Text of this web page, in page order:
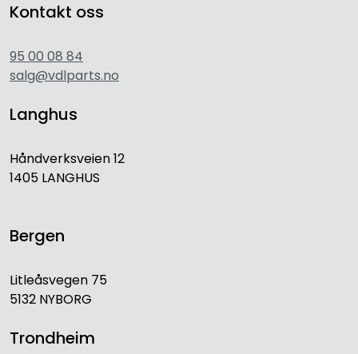
Kontakt oss
95 00 08 84
salg@vdlparts.no
Langhus
Håndverksveien 12
1405 LANGHUS
Bergen
Litleåsvegen 75
5132 NYBORG
Trondheim